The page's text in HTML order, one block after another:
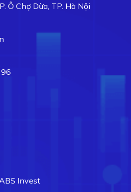
Ô Chợ Dừa, TP. Hà Nội
Invest